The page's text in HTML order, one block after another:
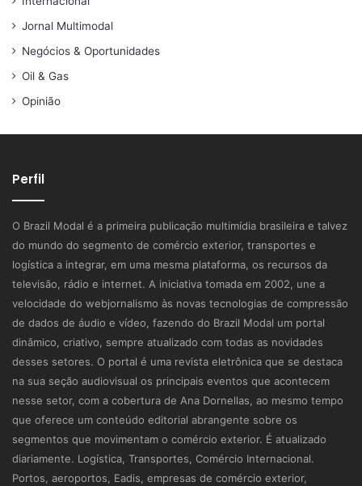
Jornal Multimodal
Negócios & Oportunidades
Oil & Gas
Opinião
Perfil
O Brazil Modal é a primeira publicação multimídia brasileira e talvez
do mundo do segmento de comércio exterior, transportes e
logística a integrar, em uma mesma plataforma, os recursos da
televisão, rádio e internet. A iniciativa tomada em 2002, une a
velocidade do webjornalismo às novas tecnologias de compressão
de dados de áudio e vídeo, fazendo do Brazil Modal um portal
dinâmico, criativo, sempre atualizado com todas as novidades
desses setores. O portal é uma revista eletrônica que se destaca
na sua seção audiovisual os principais eventos que acontecem
nesse setor, com a cobertura de Ana Dornellas, ao mesmo tempo
que oferece um conteúdo editorial abrangente sobre os
segmentos que movimentam o comércio exterior. É atualizado
diariamente. Logística, Transportes, Comércio Internacional.
Portos, aeroportos, Eadis, empresas de comércio exterior,